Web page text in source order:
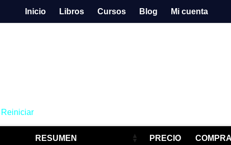
Inicio Libros Cursos Blog Mi cuenta
Reiniciar
RESUMEN PRECIO